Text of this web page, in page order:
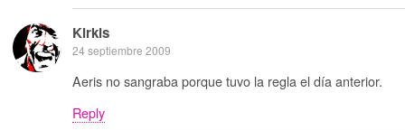
Kirkis
24 septiembre 2009
Aeris no sangraba porque tuvo la regla el día anterior.
Reply